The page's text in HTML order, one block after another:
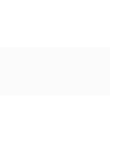
set een